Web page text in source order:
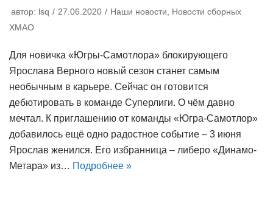
автор: lsq 27.06.2020 Наши новости
Новости сборных
ХМАО
Для новичка «Югры-Самотлора» блокирующего
Ярослава Верного новый сезон станет самым
необычным в карьере. Сейчас он готовится
дебютировать в команде Суперлиги. О чём давно
мечтал. К приглашению от команды «Югра-Самотлор»
добавилось ещё одно радостное событие – 3 июня
Ярослав женился. Его избранница – либеро «Динамо-
Метара» из… Подробнее »